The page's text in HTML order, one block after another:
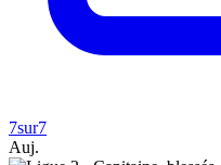
7sur7
Auj.